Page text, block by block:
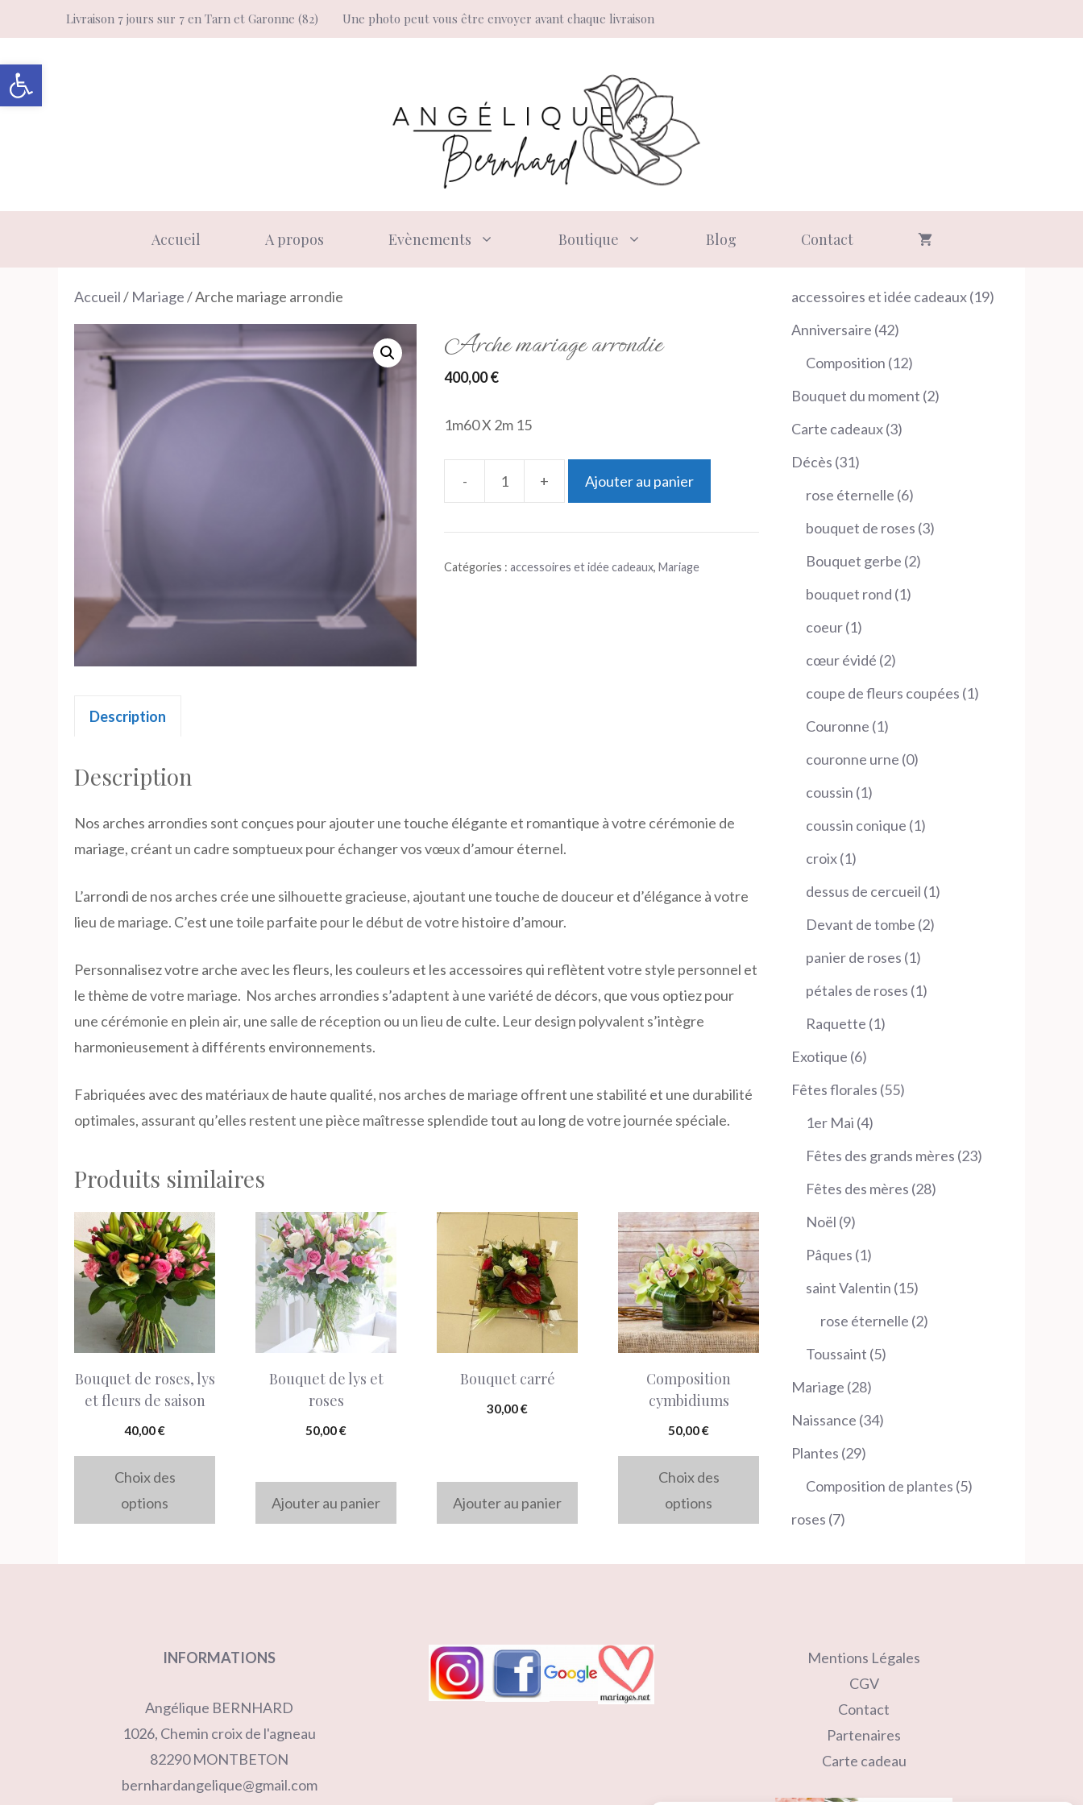
Ouvrir la barre d’outils
au
contenu
Livraison 7 jours sur 7 en Tarn et Garonne (82) Une photo peut vous être envoyer avant chaque livraison
Accueil A propos Evènements Boutique Blog Contact
Accueil/ Mariage/ Arche mariage arrondie
Arche mariage arrondie
400,00€
1m60 X 2m 15
-
mariage
+ Ajouter au panier
Catégories : accessoires et idée cadeaux, Mariage
Description
Description
Nos arches arrondies sont conçues pour ajouter une touche élégante et romantique à votre cérémonie de
mariage, créant un cadre somptueux pour échanger vos vœux d’amour éternel.
L’arrondi de nos arches crée une silhouette gracieuse, ajoutant une touche de douceur et d’élégance à votre
lieu de mariage. C’est une toile parfaite pour le début de votre histoire d’amour.
Personnalisez votre arche avec les fleurs, les couleurs et les accessoires qui reflètent votre style personnel et
le thème de votre mariage. Nos arches arrondies s’adaptent à une variété de décors, que vous optiez pour
une cérémonie en plein air, une salle de réception ou un lieu de culte. Leur design polyvalent s’intègre
harmonieusement à différents environnements.
Fabriquées avec des matériaux de haute qualité, nos arches de mariage offrent une stabilité et une durabilité
optimales, assurant qu’elles restent une pièce maîtresse splendide tout au long de votre journée spéciale.
Produits similaires
Bouquet de roses, lys
et fleurs de saison
40,00€
Choix des
options
Ce
produit
a
plusieurs
variations.
Les
options
peuvent
choisies
Bouquet de lys et
roses
50,00€
Ajouter au panier
Bouquet carré
30,00€
Ajouter au panier
Composition
cymbidiums
50,00€
Choix des
options
Ce
produit
a
plusieurs
variations.
Les
options
peuvent
choisies
accessoires et idée cadeaux 1919
Anniversaire 4242
produits
Composition 1212
produits
Bouquet du moment 22
Carte cadeaux 33
Décès 3131
produits
rose éternelle 66
produits
bouquet de roses 33
Bouquet gerbe 22
bouquet rond 11
coeur 11
produit
cœur évidé 22
produits
coupe de fleurs coupées 11
Couronne 11
produit
couronne urne 00
coussin 11
produit
coussin conique 11
croix 11
produit
dessus de cercueil 11
Devant de tombe 22
panier de roses 11
produit
pétales de roses 11
Raquette 11
Exotique 66
produits
Fêtes florales 5555
1er Mai 44
produits
Fêtes des grands mères 2323
Fêtes des mères 2828
Noël 99
produits
Pâques 11
produit
saint Valentin 1515
produits
rose éternelle 22
Toussaint 55
Mariage 2828
produits
Naissance 3434
Plantes 2929
produits
Composition de plantes 55
roses 77
INFORMATIONS
Angélique BERNHARD
1026, Chemin croix de l'agneau
82290 MONTBETON
bernhardangelique@gmail.com
Mentions Légales
CGV
Contact
Partenaires
Carte cadeau